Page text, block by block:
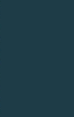
Amazing
la serie de
el
como el
Mass
también
liberal.